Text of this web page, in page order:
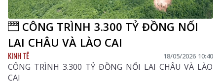
CÔNG TRÌNH 3.300 TỶ ĐỒNG NỐI
LAI CHÂU VÀ LÀO CAI
KINH TẾ 18/05/2026 10:40
CÔNG TRÌNH 3.300 TỶ ĐỒNG NỐI LAI CHÂU VÀ LÀO
CAI